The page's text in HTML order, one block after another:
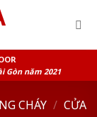
Gòn năm 2021
CHÁY / CỬA